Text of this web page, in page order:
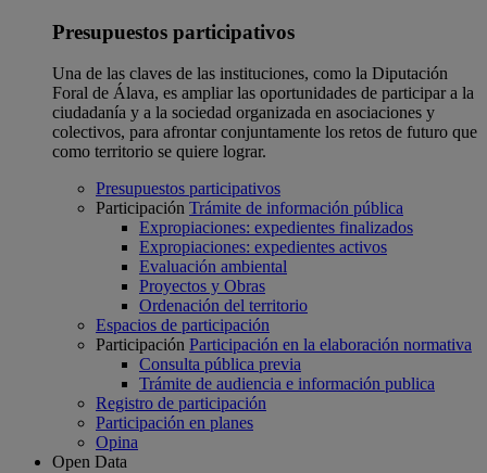
Presupuestos participativos
Una de las claves de las instituciones, como la Diputación
Foral de Álava, es ampliar las oportunidades de participar a la
ciudadanía y a la sociedad organizada en asociaciones y
colectivos, para afrontar conjuntamente los retos de futuro que
como territorio se quiere lograr.
Presupuestos participativos
Participación Trámite de información pública
Expropiaciones: expedientes finalizados
Expropiaciones: expedientes activos
Evaluación ambiental
Proyectos y Obras
Ordenación del territorio
Espacios de participación
Participación Participación en la elaboración normativa
Consulta pública previa
Trámite de audiencia e información publica
Registro de participación
Participación en planes
Opina
Open Data